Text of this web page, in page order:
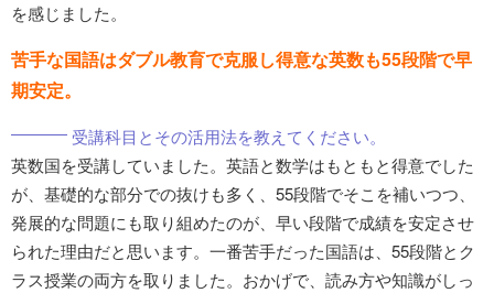
を感じました。
苦手な国語はダブル教育で克服し得意な英数も55段階で早
期安定。
受講科目とその活用法を教えてください。
英数国を受講していました。英語と数学はもともと得意でした
が、基礎的な部分での抜けも多く、55段階でそこを補いつつ、
発展的な問題にも取り組めたのが、早い段階で成績を安定させ
られた理由だと思います。一番苦手だった国語は、55段階とク
ラス授業の両方を取りました。おかげで、読み方や知識がしっ